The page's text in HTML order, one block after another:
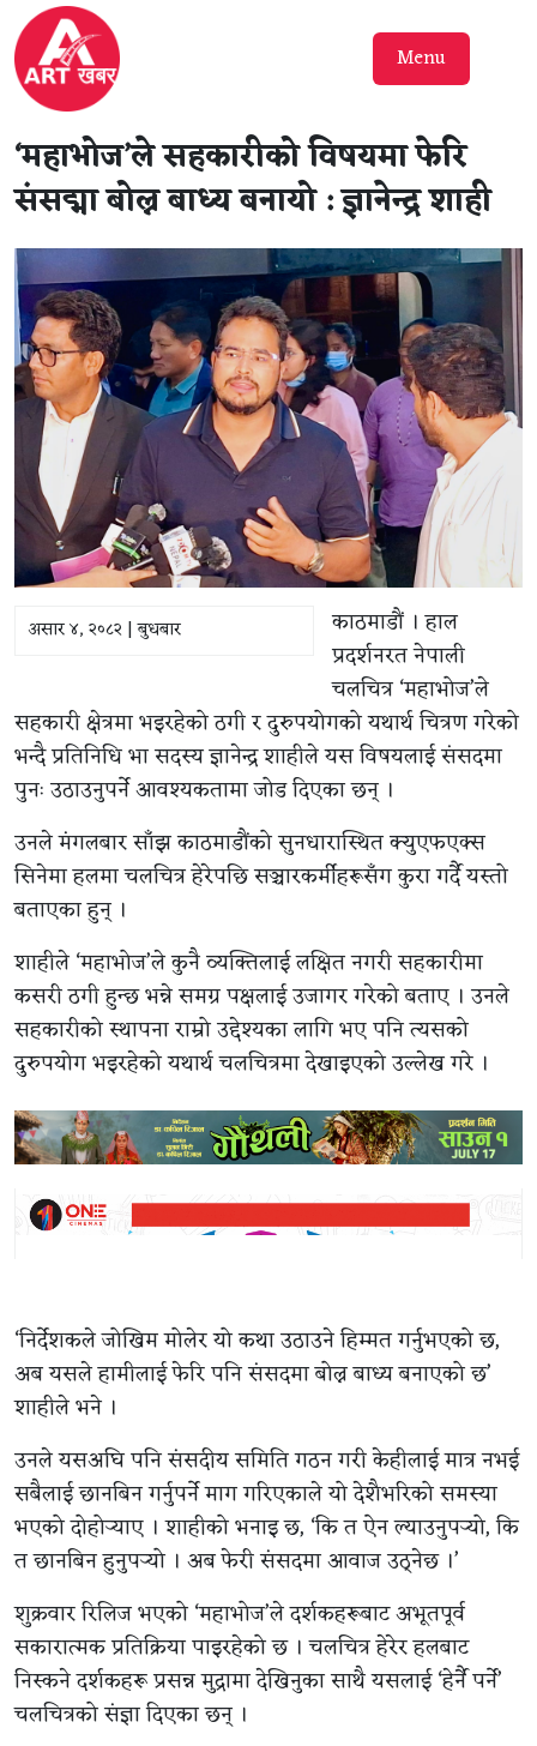
Menu
‘महाभोज’ले सहकारीको विषयमा फेरि
संसद्मा बोल्न बाध्य बनायो : ज्ञानेन्द्र शाही
असार ४, २०८२ | बुधबार
काठमाडौं । हाल
प्रदर्शनरत नेपाली
चलचित्र ‘महाभोज’ले
सहकारी क्षेत्रमा भइरहेको ठगी र दुरुपयोगको यथार्थ चित्रण गरेको
भन्दै प्रतिनिधि भा सदस्य ज्ञानेन्द्र शाहीले यस विषयलाई संसदमा
पुनः उठाउनुपर्ने आवश्यकतामा जोड दिएका छन् ।
उनले मंगलबार साँझ काठमाडौंको सुनधारास्थित क्युएफएक्स
सिनेमा हलमा चलचित्र हेरेपछि सञ्चारकर्मीहरूसँग कुरा गर्दै यस्तो
बताएका हुन् ।
शाहीले ‘महाभोज’ले कुनै व्यक्तिलाई लक्षित नगरी सहकारीमा
कसरी ठगी हुन्छ भन्ने समग्र पक्षलाई उजागर गरेको बताए । उनले
सहकारीको स्थापना राम्रो उद्देश्यका लागि भए पनि त्यसको
दुरुपयोग भइरहेको यथार्थ चलचित्रमा देखाइएको उल्लेख गरे ।
‘निर्देशकले जोखिम मोलेर यो कथा उठाउने हिम्मत गर्नुभएको छ,
अब यसले हामीलाई फेरि पनि संसदमा बोल्न बाध्य बनाएको छ’
शाहीले भने ।
उनले यसअघि पनि संसदीय समिति गठन गरी केहीलाई मात्र नभई
सबैलाई छानबिन गर्नुपर्ने माग गरिएकाले यो देशैभरिको समस्या
भएको दोहोर्‍याए । शाहीको भनाइ छ, ‘कि त ऐन ल्याउनुपर्‍यो, कि
त छानबिन हुनुपर्‍यो । अब फेरी संसदमा आवाज उठ्नेछ ।’
शुक्रवार रिलिज भएको ‘महाभोज’ले दर्शकहरूबाट अभूतपूर्व
सकारात्मक प्रतिक्रिया पाइरहेको छ । चलचित्र हेरेर हलबाट
निस्कने दर्शकहरू प्रसन्न मुद्रामा देखिनुका साथै यसलाई ‘हेर्नै पर्ने’
चलचित्रको संज्ञा दिएका छन् ।